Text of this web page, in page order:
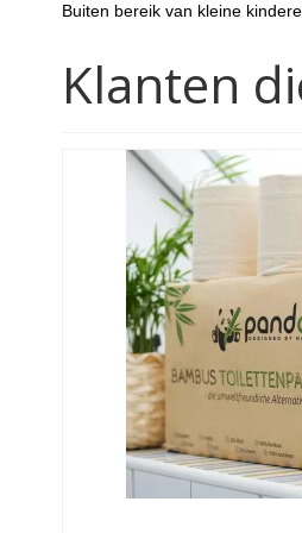
Buiten bereik van kleine
Klanten